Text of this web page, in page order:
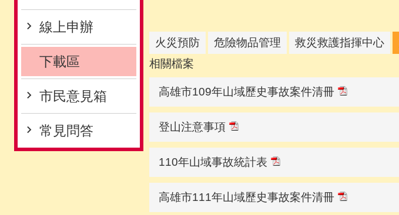
線上申辦
下載區
市民意見箱
常見問答
火災預防
危險物品管理 救災救護指揮中心
相關檔案
高雄市109年山域歷史事故案件清冊
登山注意事項
110年山域事故統計表
高雄市111年山域歷史事故案件清冊